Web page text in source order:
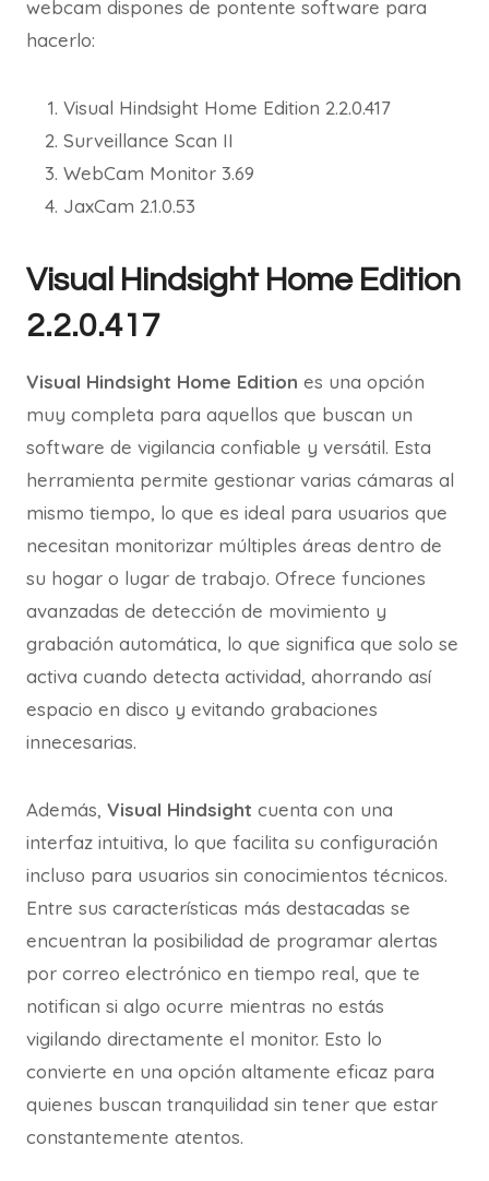
webcam dispones de pontente software para
hacerlo:
Visual Hindsight Home Edition 2.2.0.417
Surveillance Scan II
WebCam Monitor 3.69
JaxCam 2.1.0.53
Visual Hindsight Home Edition
2.2.0.417
Visual Hindsight Home Edition es una opción
muy completa para aquellos que buscan un
software de vigilancia confiable y versátil. Esta
herramienta permite gestionar varias cámaras al
mismo tiempo, lo que es ideal para usuarios que
necesitan monitorizar múltiples áreas dentro de
su hogar o lugar de trabajo. Ofrece funciones
avanzadas de detección de movimiento y
grabación automática, lo que significa que solo se
activa cuando detecta actividad, ahorrando así
espacio en disco y evitando grabaciones
innecesarias.
Además, Visual Hindsight cuenta con una
interfaz intuitiva, lo que facilita su configuración
incluso para usuarios sin conocimientos técnicos.
Entre sus características más destacadas se
encuentran la posibilidad de programar alertas
por correo electrónico en tiempo real, que te
notifican si algo ocurre mientras no estás
vigilando directamente el monitor. Esto lo
convierte en una opción altamente eficaz para
quienes buscan tranquilidad sin tener que estar
constantemente atentos.